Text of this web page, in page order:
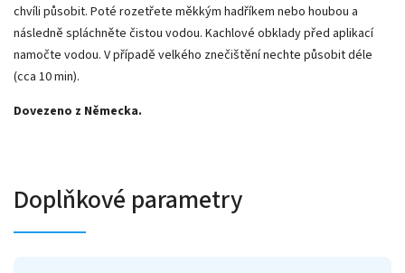
chvíli působit. Poté rozetřete měkkým hadříkem nebo houbou a
následně spláchněte čistou vodou. Kachlové obklady před aplikací
namočte vodou. V případě velkého znečištění nechte působit déle
(cca 10 min).
Dovezeno z Německa.
Doplňkové parametry